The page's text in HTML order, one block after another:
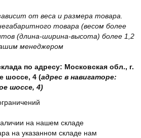
от веса и размера товара.
товара (весом более
(длина-ширина-высота) более 1,2
менеджером
по адресу: Московская обл., г.
шоссе, 4 (адрес в навигаторе:
шоссе, 4)
на нашем складе
на указанном складе нам